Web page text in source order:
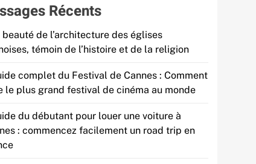
Récents
beauté de l’architecture des églises
témoin de l’histoire et de la religion
complet du Festival de Cannes : Comment
le plus grand festival de cinéma au monde
du débutant pour louer une voiture à
: commencez facilement un road trip en